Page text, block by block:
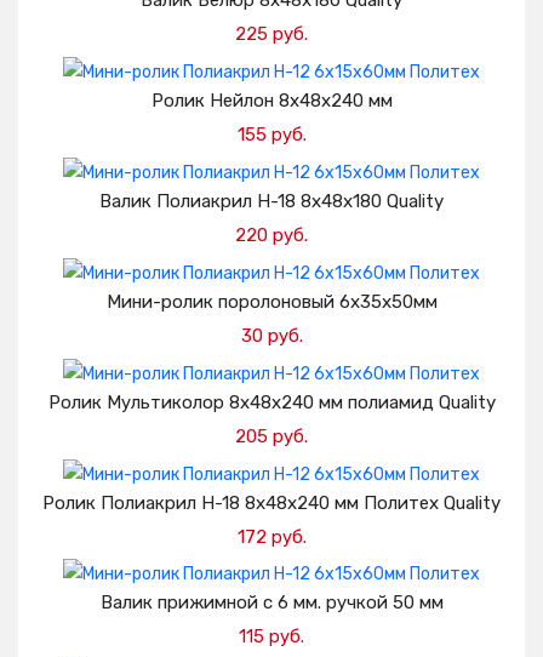
225 руб.
Добавить в корзину
Ролик Нейлон 8х48х240 мм
155 руб.
Добавить в корзину
Валик Полиакрил H-18 8х48х180 Quality
220 руб.
Добавить в корзину
Мини-ролик поролоновый 6х35х50мм
30 руб.
Добавить в корзину
Ролик Мультиколор 8х48х240 мм полиамид Quality
205 руб.
Добавить в корзину
Ролик Полиакрил H-18 8х48х240 мм Политех Quality
172 руб.
Добавить в корзину
Валик прижимной с 6 мм. ручкой 50 мм
115 руб.